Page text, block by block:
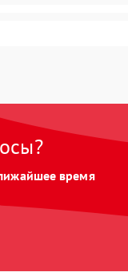
1 год
время